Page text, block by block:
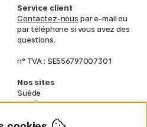
Service client
Contactez-nous par e-mail ou
par téléphone si vous avez des
questions.
n° TVA : SE556797007301
Nos sites
Suède
Norvège
Finlande